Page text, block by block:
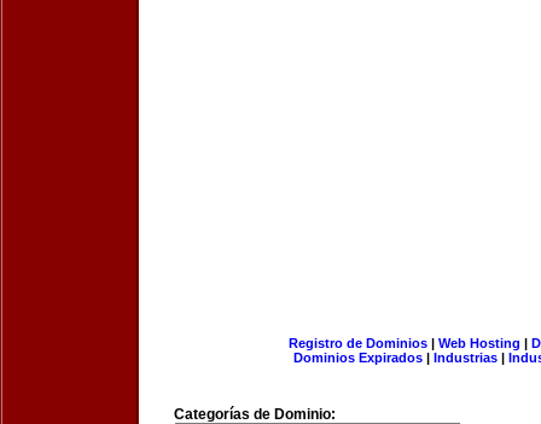
Registro de Dominios| Web Hosting |
Dominios Expirados | Industrias |
Categorías de Dominio: